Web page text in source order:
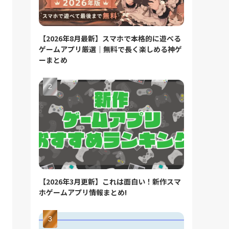
【2026年8月最新】スマホで本格的に遊べる
ゲームアプリ厳選｜無料で長く楽しめる神ゲ
ーまとめ
【2026年3月更新】これは面白い！新作スマ
ホゲームアプリ情報まとめ!